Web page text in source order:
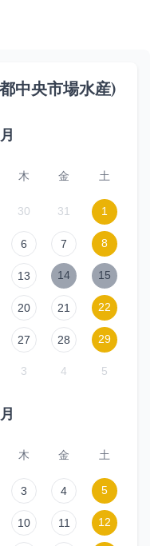
中央市場水産)
木 金 土
30 31 1
6 7 8
13 14 15
20 21 22
27 28 29
3 4 5
木 金 土
3 4 5
10 11 12